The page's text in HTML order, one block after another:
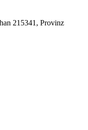
215341, Provinz